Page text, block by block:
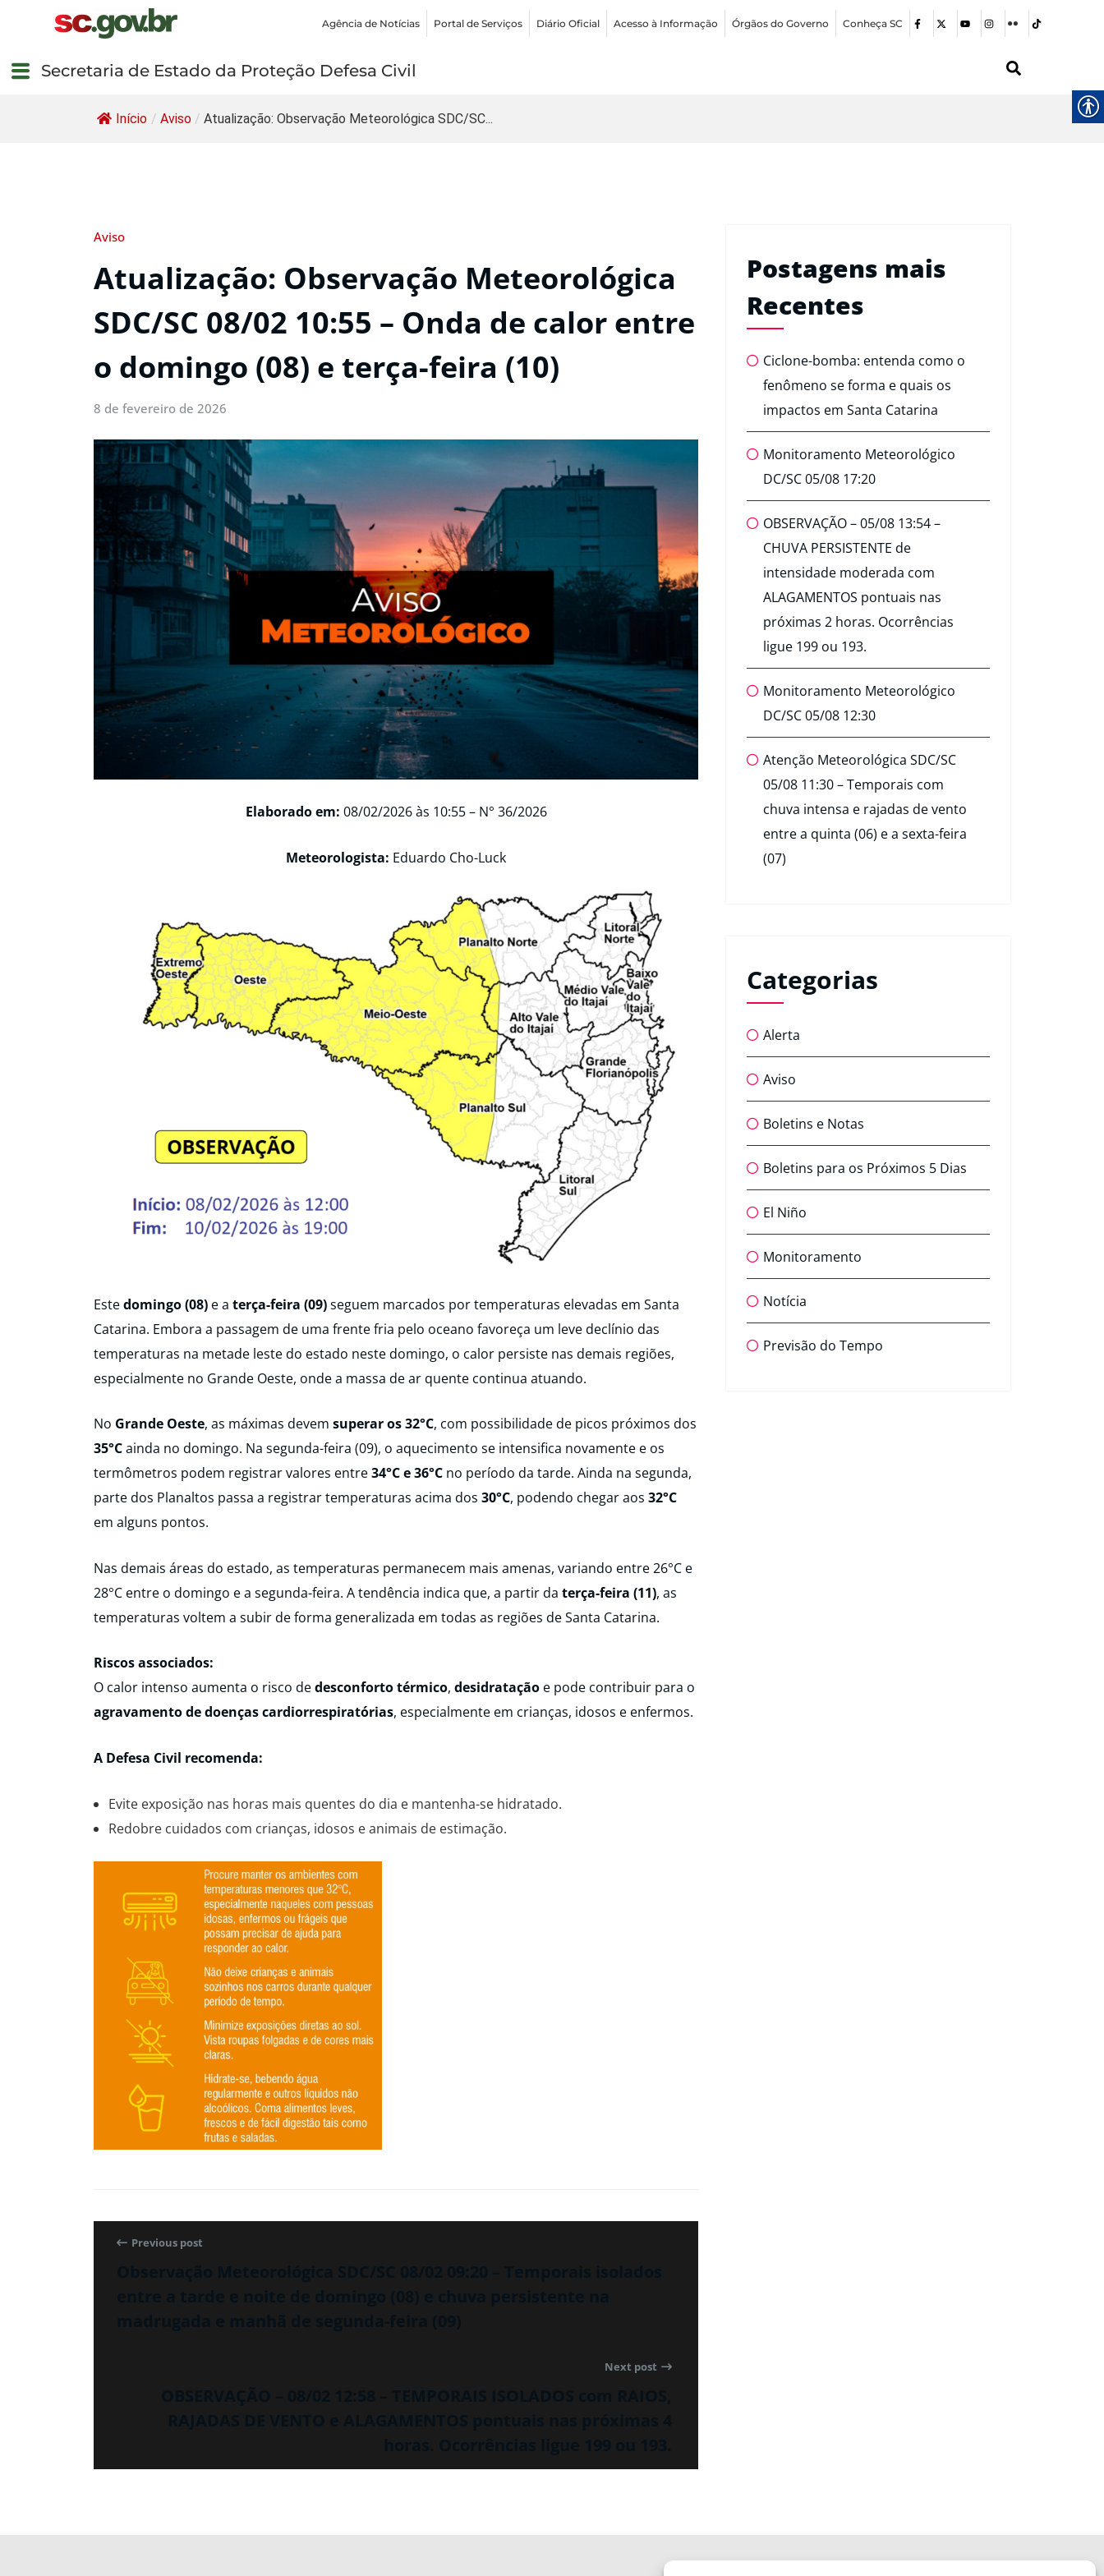
Agência de Notícias Portal de Serviços Diário Oficial Acesso à Informação Órgãos do Governo Conheça SC
Secretaria de Estado da Proteção Defesa Civil
Início / Aviso / Atualização: Observação Meteorológica SDC/SC...
Aviso
Atualização: Observação Meteorológica
SDC/SC 08/02 10:55 – Onda de calor entre
o domingo (08) e terça-feira (10)
8 de fevereiro de 2026
Elaborado em: 08/02/2026 às 10:55 – N° 36/2026
Meteorologista: Eduardo Cho-Luck
Estedomingo (08) e a terça-feira (09)seguem marcados por temperaturas elevadas em Santa
Catarina. Embora a passagem de uma frente fria pelo oceano favoreça um leve declínio das
temperaturas na metade leste do estado neste domingo, o calor persiste nas demais regiões,
especialmente no Grande Oeste, onde a massa de ar quente continua atuando.
No Grande Oeste, as máximas devem superar os 32°C, com possibilidade de picos próximos dos
35°Cainda no domingo. Na segunda-feira (09), o aquecimento se intensifica novamente e os
termômetros podem registrar valores entre34°C e 36°C no período da tarde. Ainda na segunda,
parte dos Planaltos passa a registrar temperaturas acima dos 30°C, podendo chegar aos 32°C
em alguns pontos.
Nas demais áreas do estado, as temperaturas permanecem mais amenas, variando entre 26°C e
28°C entre o domingo e a segunda-feira. A tendência indica que, a partir da terça-feira (11), as
temperaturas voltem a subir de forma generalizada em todas as regiões de Santa Catarina.
Riscos associados:
O calor intenso aumenta o risco dedesconforto térmico, desidratação e pode contribuir para o
agravamento de doenças cardiorrespiratórias, especialmente em crianças, idosos e enfermos.
A Defesa Civil recomenda:
Evite exposição nas horas mais quentes do dia e mantenha-se hidratado.
Redobre cuidados com crianças, idosos e animais de estimação.
Previous post
Next post
Postagens mais
Recentes
Ciclone-bomba: entenda como o
fenômeno se forma e quais os
impactos em Santa Catarina
Monitoramento Meteorológico
DC/SC 05/08 17:20
OBSERVAÇÃO – 05/08 13:54 –
CHUVA PERSISTENTE de
intensidade moderada com
ALAGAMENTOS pontuais nas
próximas 2 horas. Ocorrências
ligue 199 ou 193.
Monitoramento Meteorológico
DC/SC 05/08 12:30
Atenção Meteorológica SDC/SC
05/08 11:30 – Temporais com
chuva intensa e rajadas de vento
entre a quinta (06) e a sexta-feira
(07)
Categorias
Alerta
Aviso
Boletins e Notas
Boletins para os Próximos 5 Dias
El Niño
Monitoramento
Notícia
Previsão do Tempo